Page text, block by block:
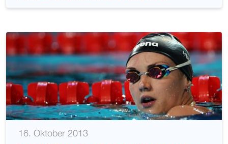
16. Oktober 2013